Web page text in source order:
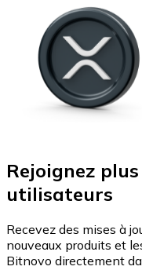
Rejoignez
utilisateurs
Recevez des mises à
nouveaux produits et
Bitnovo directement